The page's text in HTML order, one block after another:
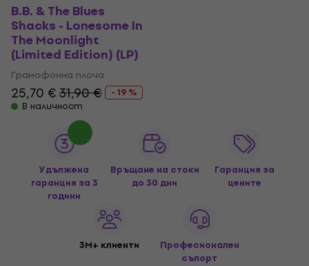
B.B. & The Blues
Shacks - Lonesome In
The Moonlight
(Limited Edition) (LP)
Грамофонна плоча
25,70 €31,90 €
- 19 %
В наличност
Удължена
гаранция за 3
години
Връщане на стоки
до 30 дни
Гаранция за
цените
3M+ клиенти
Професионален
съпорт